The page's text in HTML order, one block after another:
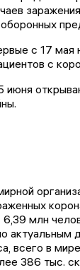
с 17 мая
с
июня
млн
актуальным
всего в
386 тыс.